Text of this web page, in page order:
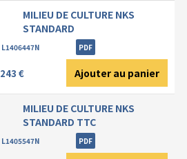
MILIEU DE CULTURE NKS
STANDARD
L1406447N PDF
243 € Ajouter au panier
MILIEU DE CULTURE NKS
STANDARD TTC
L1405547N PDF